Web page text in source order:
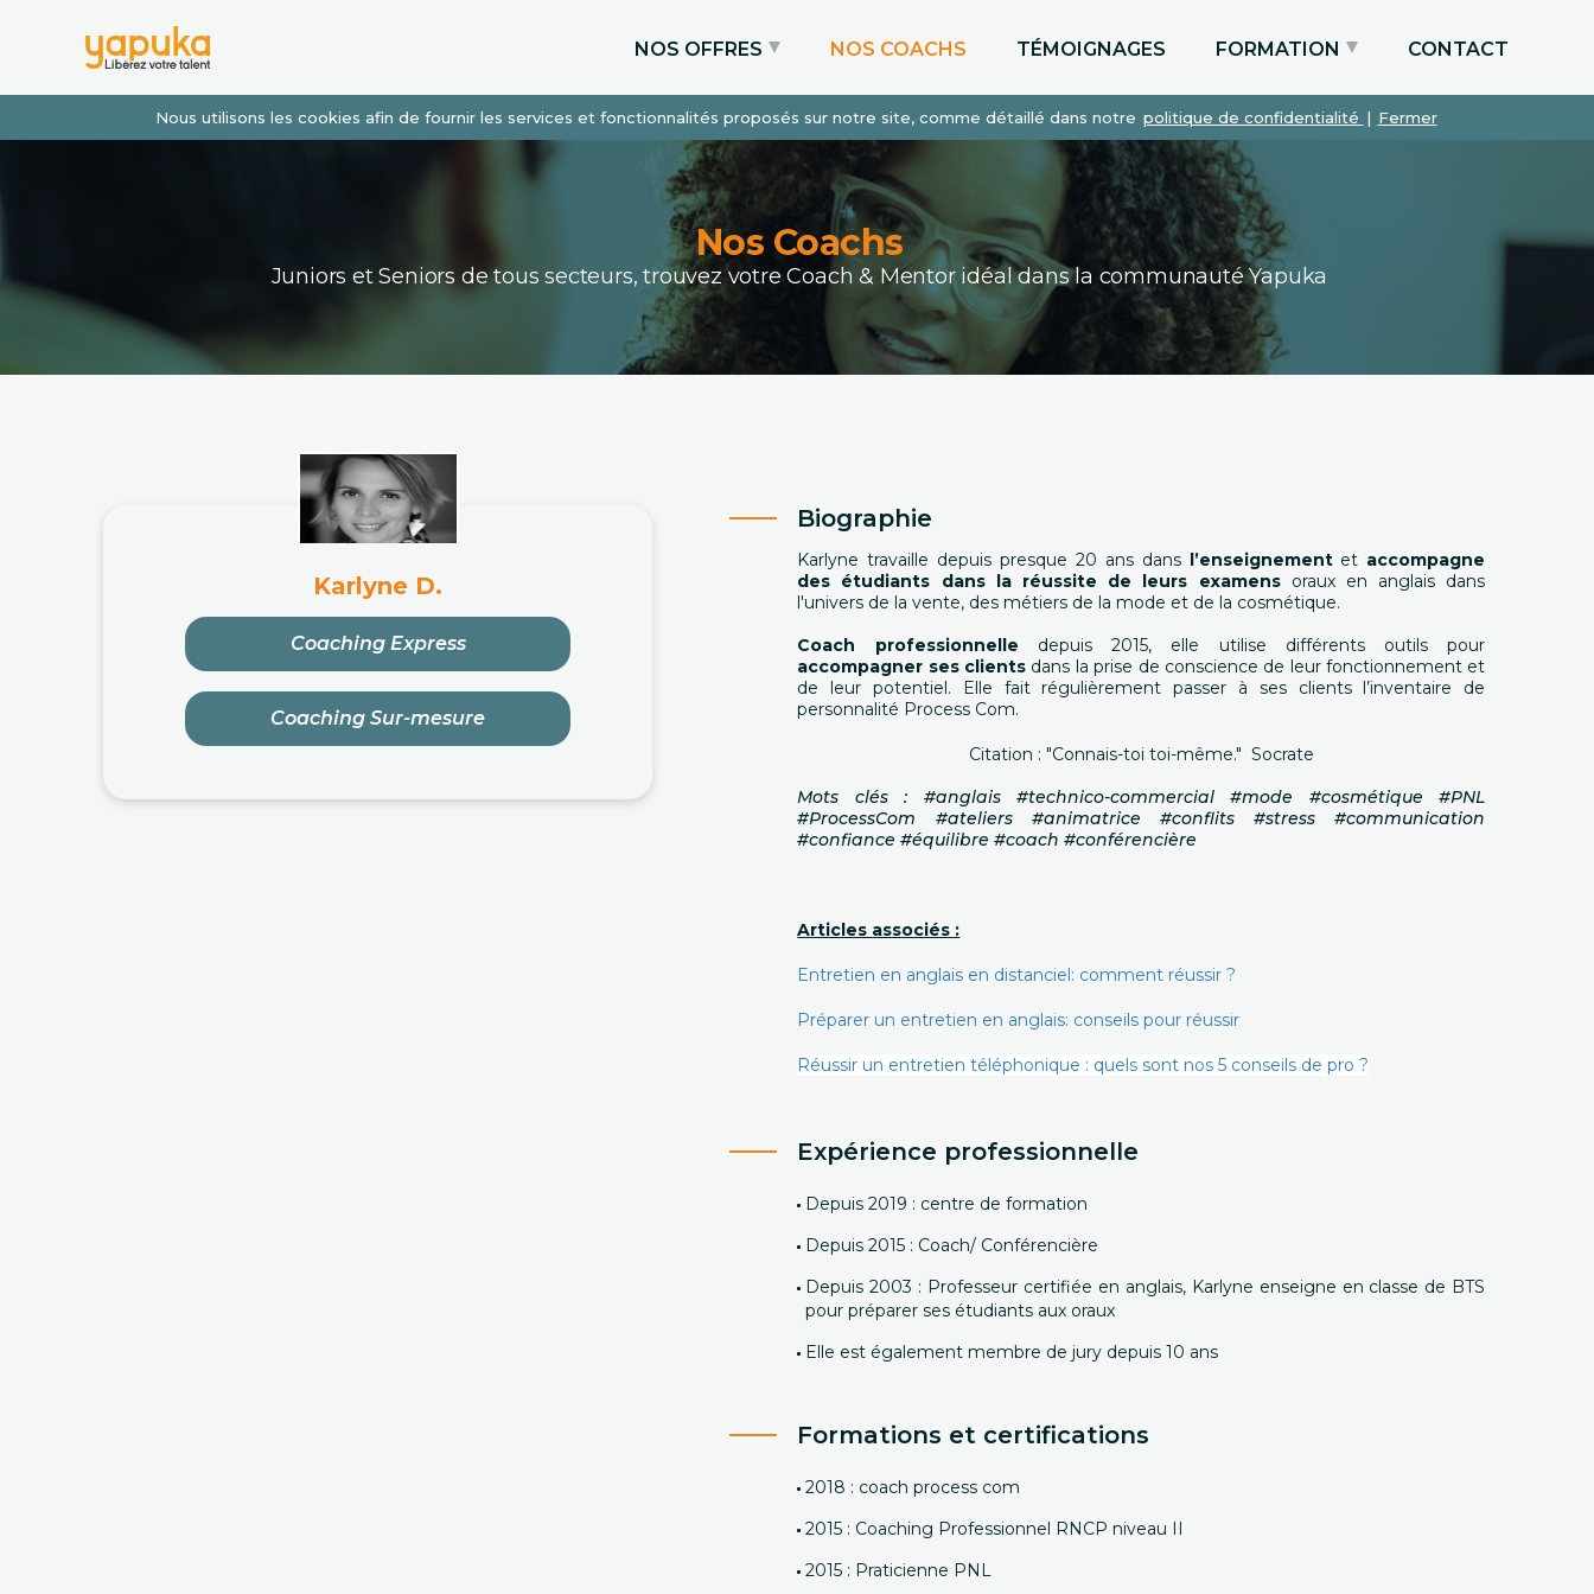
Nous utilisons les cookies afin de fournir les services et fonctionnalités proposés sur notre site, comme détaillé dans notre politique de confidentialité | Fermer
NOS OFFRES
Coaching Express
Coaching Admissions
Coaching Sur-mesure
NOS COACHS TÉMOIGNAGES FORMATION
Particuliers via le CPF
Etudiants
Entreprises
CONTACT
Nos Coachs
Juniors et Seniors de tous secteurs, trouvez votre Coach & Mentor idéal dans la communauté Yapuka
Karlyne D.
Coaching Express
Coaching Sur-mesure
Biographie
Karlyne travaille depuis presque 20 ans dans l’enseignement et accompagne
des étudiants dans la réussite de leurs examensoraux en anglais dans
l'univers de la vente, des métiers de la mode et de la cosmétique.
Coach professionnelle depuis 2015, elle utilise différents outils pour
accompagner ses clients dans la prise de conscience de leur fonctionnement et
de leur potentiel. Elle fait régulièrement passer à ses clients l’inventaire de
personnalité Process Com.
Citation : "Connais-toi toi-même." Socrate
Mots clés : #anglais #technico-commercial #mode #cosmétique #PNL
#ProcessCom #ateliers #animatrice #conflits #stress #communication
#confiance #équilibre #coach #conférencière
Articles associés :
Entretien en anglais en distanciel: comment réussir ?
Préparer un entretien en anglais: conseils pour réussir
Réussir un entretien téléphonique : quels sont nos 5 conseils de pro ?
Expérience professionnelle
Depuis 2019 : centre de formation
Depuis 2015 : Coach/ Conférencière
Depuis 2003 : Professeur certifiée en anglais, Karlyne enseigne en classe de BTS
pour préparer ses étudiants aux oraux
Elle est également membre de jury depuis 10 ans
Formations et certifications
2018 : coach process com
2015 : Coaching Professionnel RNCP niveau II
2015 : Praticienne PNL